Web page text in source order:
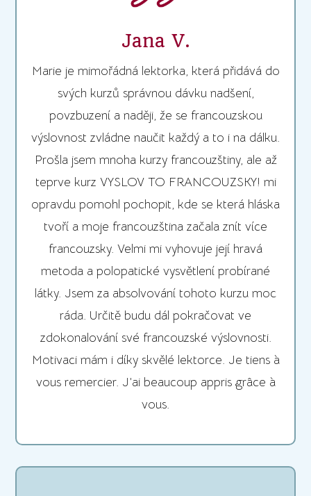
Jana V.
Marie je mimořádná lektorka, která přidává do
svých kurzů správnou dávku nadšení,
povzbuzení a naději, že se francouzskou
výslovnost zvládne naučit každý a to i na dálku.
Prošla jsem mnoha kurzy francouzštiny, ale až
teprve kurz VYSLOV TO FRANCOUZSKY! mi
opravdu pomohl pochopit, kde se která hláska
tvoří a moje francouzština začala znít více
francouzsky. Velmi mi vyhovuje její hravá
metoda a polopatické vysvětlení probírané
látky. Jsem za absolvování tohoto kurzu moc
ráda. Určitě budu dál pokračovat ve
zdokonalování své francouzské výslovnosti.
Motivaci mám i díky skvělé lektorce. Je tiens à
vous remercier. J’ai beaucoup appris grâce à
vous.